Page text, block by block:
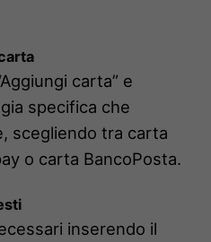
carta” e
specifica che
scegliendo tra carta
o carta BancoPosta.
inserendo il